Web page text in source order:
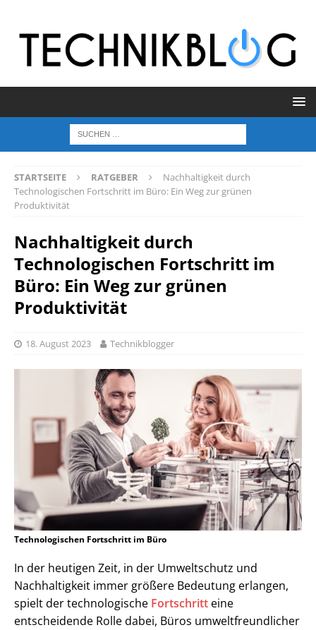
STARTSEITE RATGEBER
Nachhaltigkeit durch
Technologischen Fortschritt im Büro: Ein Weg zur grünen
Produktivität
Nachhaltigkeit durch
Technologischen Fortschritt im
Büro: Ein Weg zur grünen
Produktivität
18. August 2023 Technikblogger
Technologischen Fortschritt im Büro
In der heutigen Zeit, in der Umweltschutz und
Nachhaltigkeit immer größere Bedeutung erlangen,
spielt der technologische Fortschritt eine
entscheidende Rolle dabei, Büros umweltfreundlicher